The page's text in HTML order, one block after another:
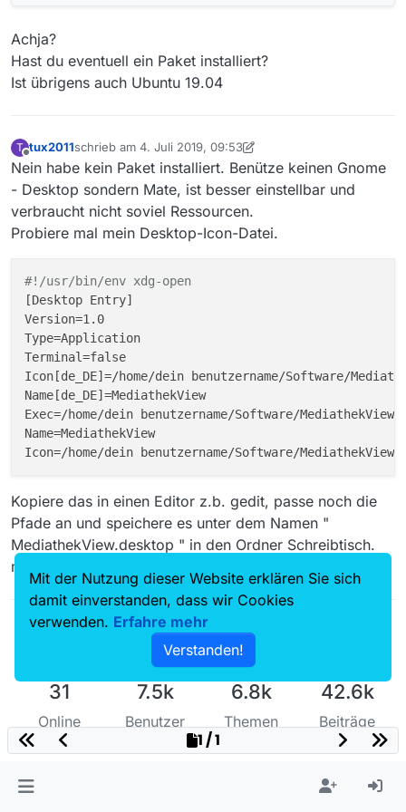
Achja?
Hast du eventuell ein Paket installiert?
Ist übrigens auch Ubuntu 19.04
T
Offline
tux2011schrieb am 4. Juli 2019, 09:53
zuletzt editiert von alex 7. Mai 2019, 10:12
Nein habe kein Paket installiert. Benütze keinen Gnome
- Desktop sondern Mate, ist besser einstellbar und
verbraucht nicht soviel Ressourcen.
Probiere mal mein Desktop-Icon-Datei.
#!/usr/bin/env xdg-open
[Desktop Entry]
Version=1.0
Type=Application
Terminal=false
Icon[de_DE]=/home/dein benutzername/Software/
Name[de_DE]=MediathekView
Exec=/home/dein benutzername/Software/MediathekView/
Name=MediathekView
Kopiere das in einen Editor z.b. gedit, passe noch die
Pfade an und speichere es unter dem Namen "
MediathekView.desktop " in den Ordner Schreibtisch.
mfg. Tux2011
31
Online
7.5k
Benutzer
6.8k
Themen
42.6k
Beiträge
1 / 1
Mit der Nutzung dieser Website erklären Sie sich
damit einverstanden, dass wir Cookies
verwenden. Erfahre mehr
Verstanden!